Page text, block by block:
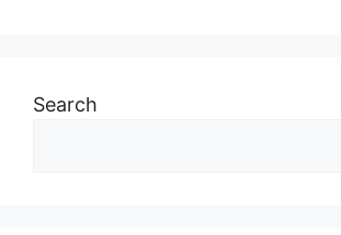
Search